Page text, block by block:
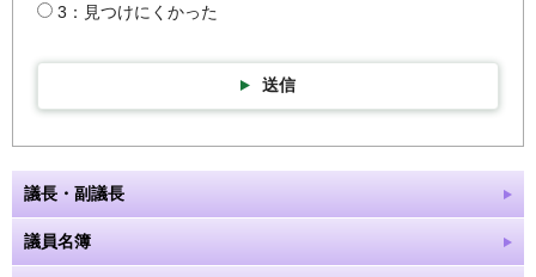
3：見つけにくかった
送信
議長・副議長
議員名簿